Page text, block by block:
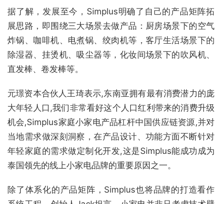
据了解，发展至今，Simplus明确了自己的产品矩阵拓
展思路，即围绕三大场景去做产品：厨房场景下的空气
炸锅、咖啡机、电煮锅、绞肉机等，客厅生活场景下的
除湿器、挂烫机、吸尘器等，化妆间场景下的吹风机、
直发棒、卷发棒等。
元璟资本合伙人王琦表示,东南亚拥有最有消费潜力的庞
大年轻人口,我们非常看好这个人口红利带来的消费升级
机会,Simplus家庭小家电产品杠杆中国供应链资源,并对
当地需求做深刻洞察，在产品设计、功能方面不断针对
年轻家庭的需求做定制化开发,这是Simplus能成功成为
泰国领先的线上小家电品牌的重要原因之一。
除了体系化的产品矩阵，Simplus也将品牌的打造看作